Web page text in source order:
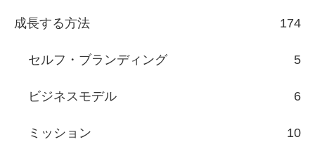
成長する方法 174
セルフ・ブランディング 5
ビジネスモデル 6
ミッション 10